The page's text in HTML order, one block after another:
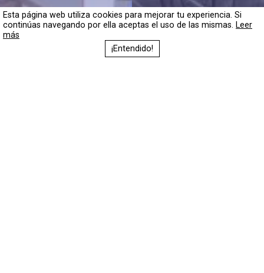
Esta página web utiliza cookies para mejorar tu experiencia. Si
continúas navegando por ella aceptas el uso de las mismas. Leer
más
¡Entendido!